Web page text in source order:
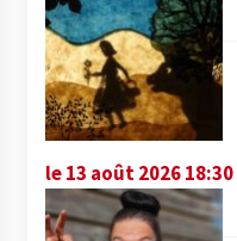
le 13 août 2026 18:30